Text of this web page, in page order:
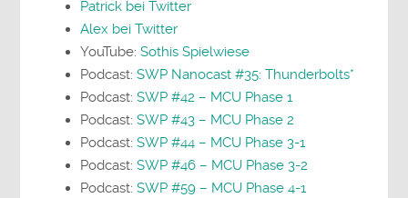
Patrick bei Twitter
Alex bei Twitter
YouTube:Sothis Spielwiese
Podcast:SWP Nanocast #35: Thunderbolts*
Podcast:SWP #42 – MCU Phase 1
Podcast:SWP #43 – MCU Phase 2
Podcast:SWP #44 – MCU Phase 3-1
Podcast:SWP #46 – MCU Phase 3-2
Podcast:SWP #59 – MCU Phase 4-1